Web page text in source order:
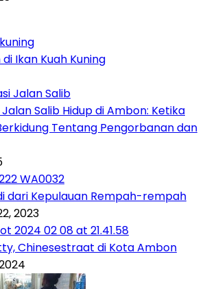
Ikan Kuah Kuning
Salib Hidup di Ambon: Ketika
Tentang Pengorbanan dan
dari Kepulauan Rempah-rempah
2023
Chinesestraat di Kota Ambon